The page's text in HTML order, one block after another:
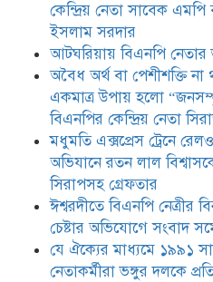
যে
দলকে
করেছিল
আহবান জানিয়েছেন—- বিএনপির
সাবেক এমপি বীর মুক্তিযোদ্ধা
কেন্দ্রিয় নেতা সাবেক
ইসলাম সরদার
আটঘরিয়ায় বিএনপি নেতার
​​অবৈধ অর্থ বা পেশীশক্তি না
একমাত্র উপায় হলো
বিএনপির কেন্দ্রিয় নেতা
মধুমতি এক্সপ্রেস ট্রেনে
অভিযানে রতন লাল
সিরাপসহ গ্রেফতার
ঈশ্বরদীতে বিএনপি নেত্রীর
চেষ্টার অভিযোগে সংবাদ
যে ঐক্যের মাধ্যমে ১৯৯১
নেতাকর্মীরা ভঙ্গুর দলকে